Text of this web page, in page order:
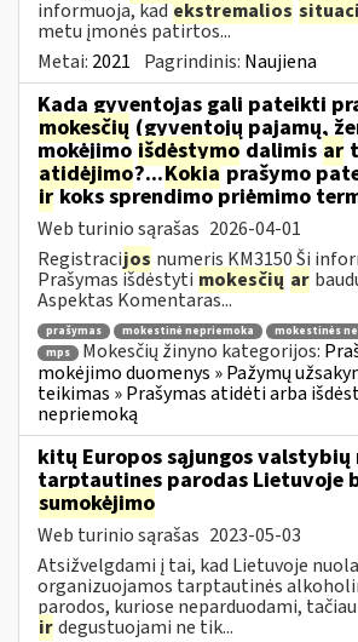
informuoja, kadekstremalios
metu įmonės patirtos...
Metai: 2021 Pagrindinis: Naujiena
Kada gyventojas gali pateikti
mokesčių (gyventojų pajamų,
mokėjimo išdėstymo dalimis ar
atidėjimo?...Kokiaprašymo
irkoks sprendimo priėmimo
Web turinio sąrašas 2026-04-01
Registracijos numeris KM3150 Ši
Prašymas išdėstyti mokesčių ar
Aspektas Komentaras...
prašymas mokestinė nepriemoka
mokestinės
mps
Mokesčių žinyno kategorijos:
mokėjimo duomenys » Pažymų
teikimas » Prašymas atidėti arba
nepriemoką
kitų Europos sąjungos valstybių
tarptautines parodas Lietuvoje
sumokėjimo
Web turinio sąrašas 2023-05-03
Atsižvelgdami į tai, kad Lietuvoje
organizuojamos tarptautinės
parodos, kuriose neparduodami,
irdegustuojami ne tik...